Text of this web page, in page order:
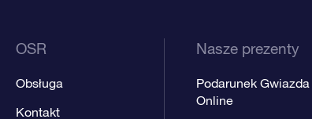
OSR
Obsługa
Kontakt
Nasze prezenty
Podarunek Gwiazda
Online